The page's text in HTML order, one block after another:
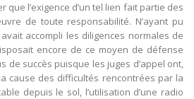
que l’exigence d’un tel lien fait partie des
de toute responsabilité. N’ayant pu
accompli les diligences normales de
encore de ce moyen de défense
de succès puisque les juges d’appel ont,
cause des difficultés rencontrées par la
depuis le sol, l’utilisation d’une radio